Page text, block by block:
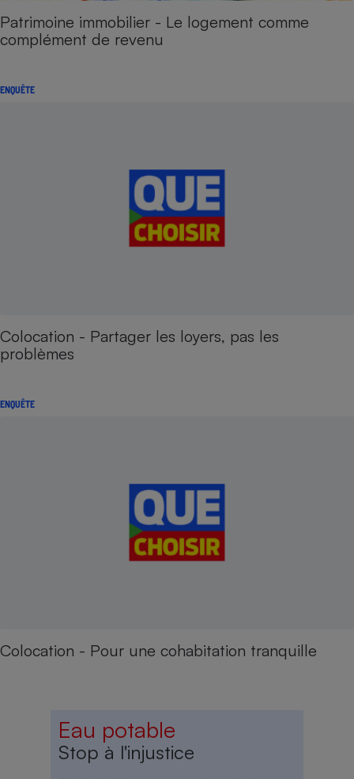
Patrimoine immobilier - Le logement comme
complément de revenu
ENQUÊTE
Colocation - Partager les loyers, pas les
problèmes
ENQUÊTE
Colocation - Pour une cohabitation tranquille
Eau potable
Stop à l'injustice